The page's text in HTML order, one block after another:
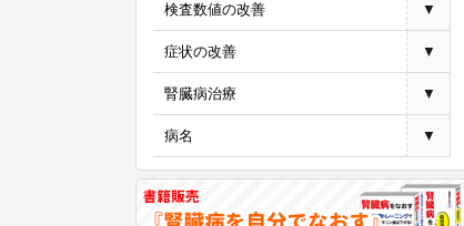
検査数値の改善 ▼
症状の改善 ▼
腎臓病治療 ▼
病名 ▼